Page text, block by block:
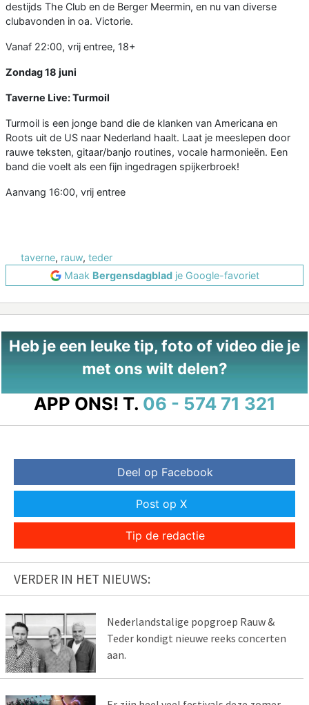
destijds The Club en de Berger Meermin, en nu van diverse
clubavonden in oa. Victorie.
Vanaf 22:00, vrij entree, 18+
Zondag 18 juni
Taverne Live: Turmoil
Turmoil is een jonge band die de klanken van Americana en
Roots uit de US naar Nederland haalt. Laat je meeslepen door
rauwe teksten, gitaar/banjo routines, vocale harmonieën. Een
band die voelt als een fijn ingedragen spijkerbroek!
Aanvang 16:00, vrij entree
taverne, rauw, teder
Maak Bergensdagbladje Google-favoriet
Heb je een leuke tip, foto of video die je
met ons wilt delen?
APP ONS! T. 06 - 574 71 321
Deel op Facebook
Post op X
Tip de redactie
VERDER IN HET NIEUWS:
Nederlandstalige popgroep Rauw &
Teder kondigt nieuwe reeks concerten
aan.